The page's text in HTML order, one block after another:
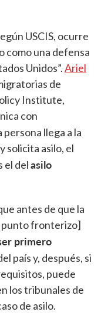
USCIS, ocurre
como una defensa
Unidos”.Ariel
de
Institute,
con
llega a la
solicita asilo, el
el delasilo
antes de que la
punto fronterizo]
primero
país y, después, si
puede
los tribunales de
de asilo.